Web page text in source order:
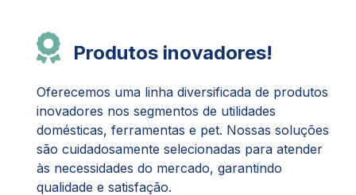
Produtos inovadores!
Oferecemos uma linha diversificada de produtos
inovadores nos segmentos de utilidades
domésticas, ferramentas e pet. Nossas soluções
são cuidadosamente selecionadas para atender
às necessidades do mercado, garantindo
qualidade e satisfação.